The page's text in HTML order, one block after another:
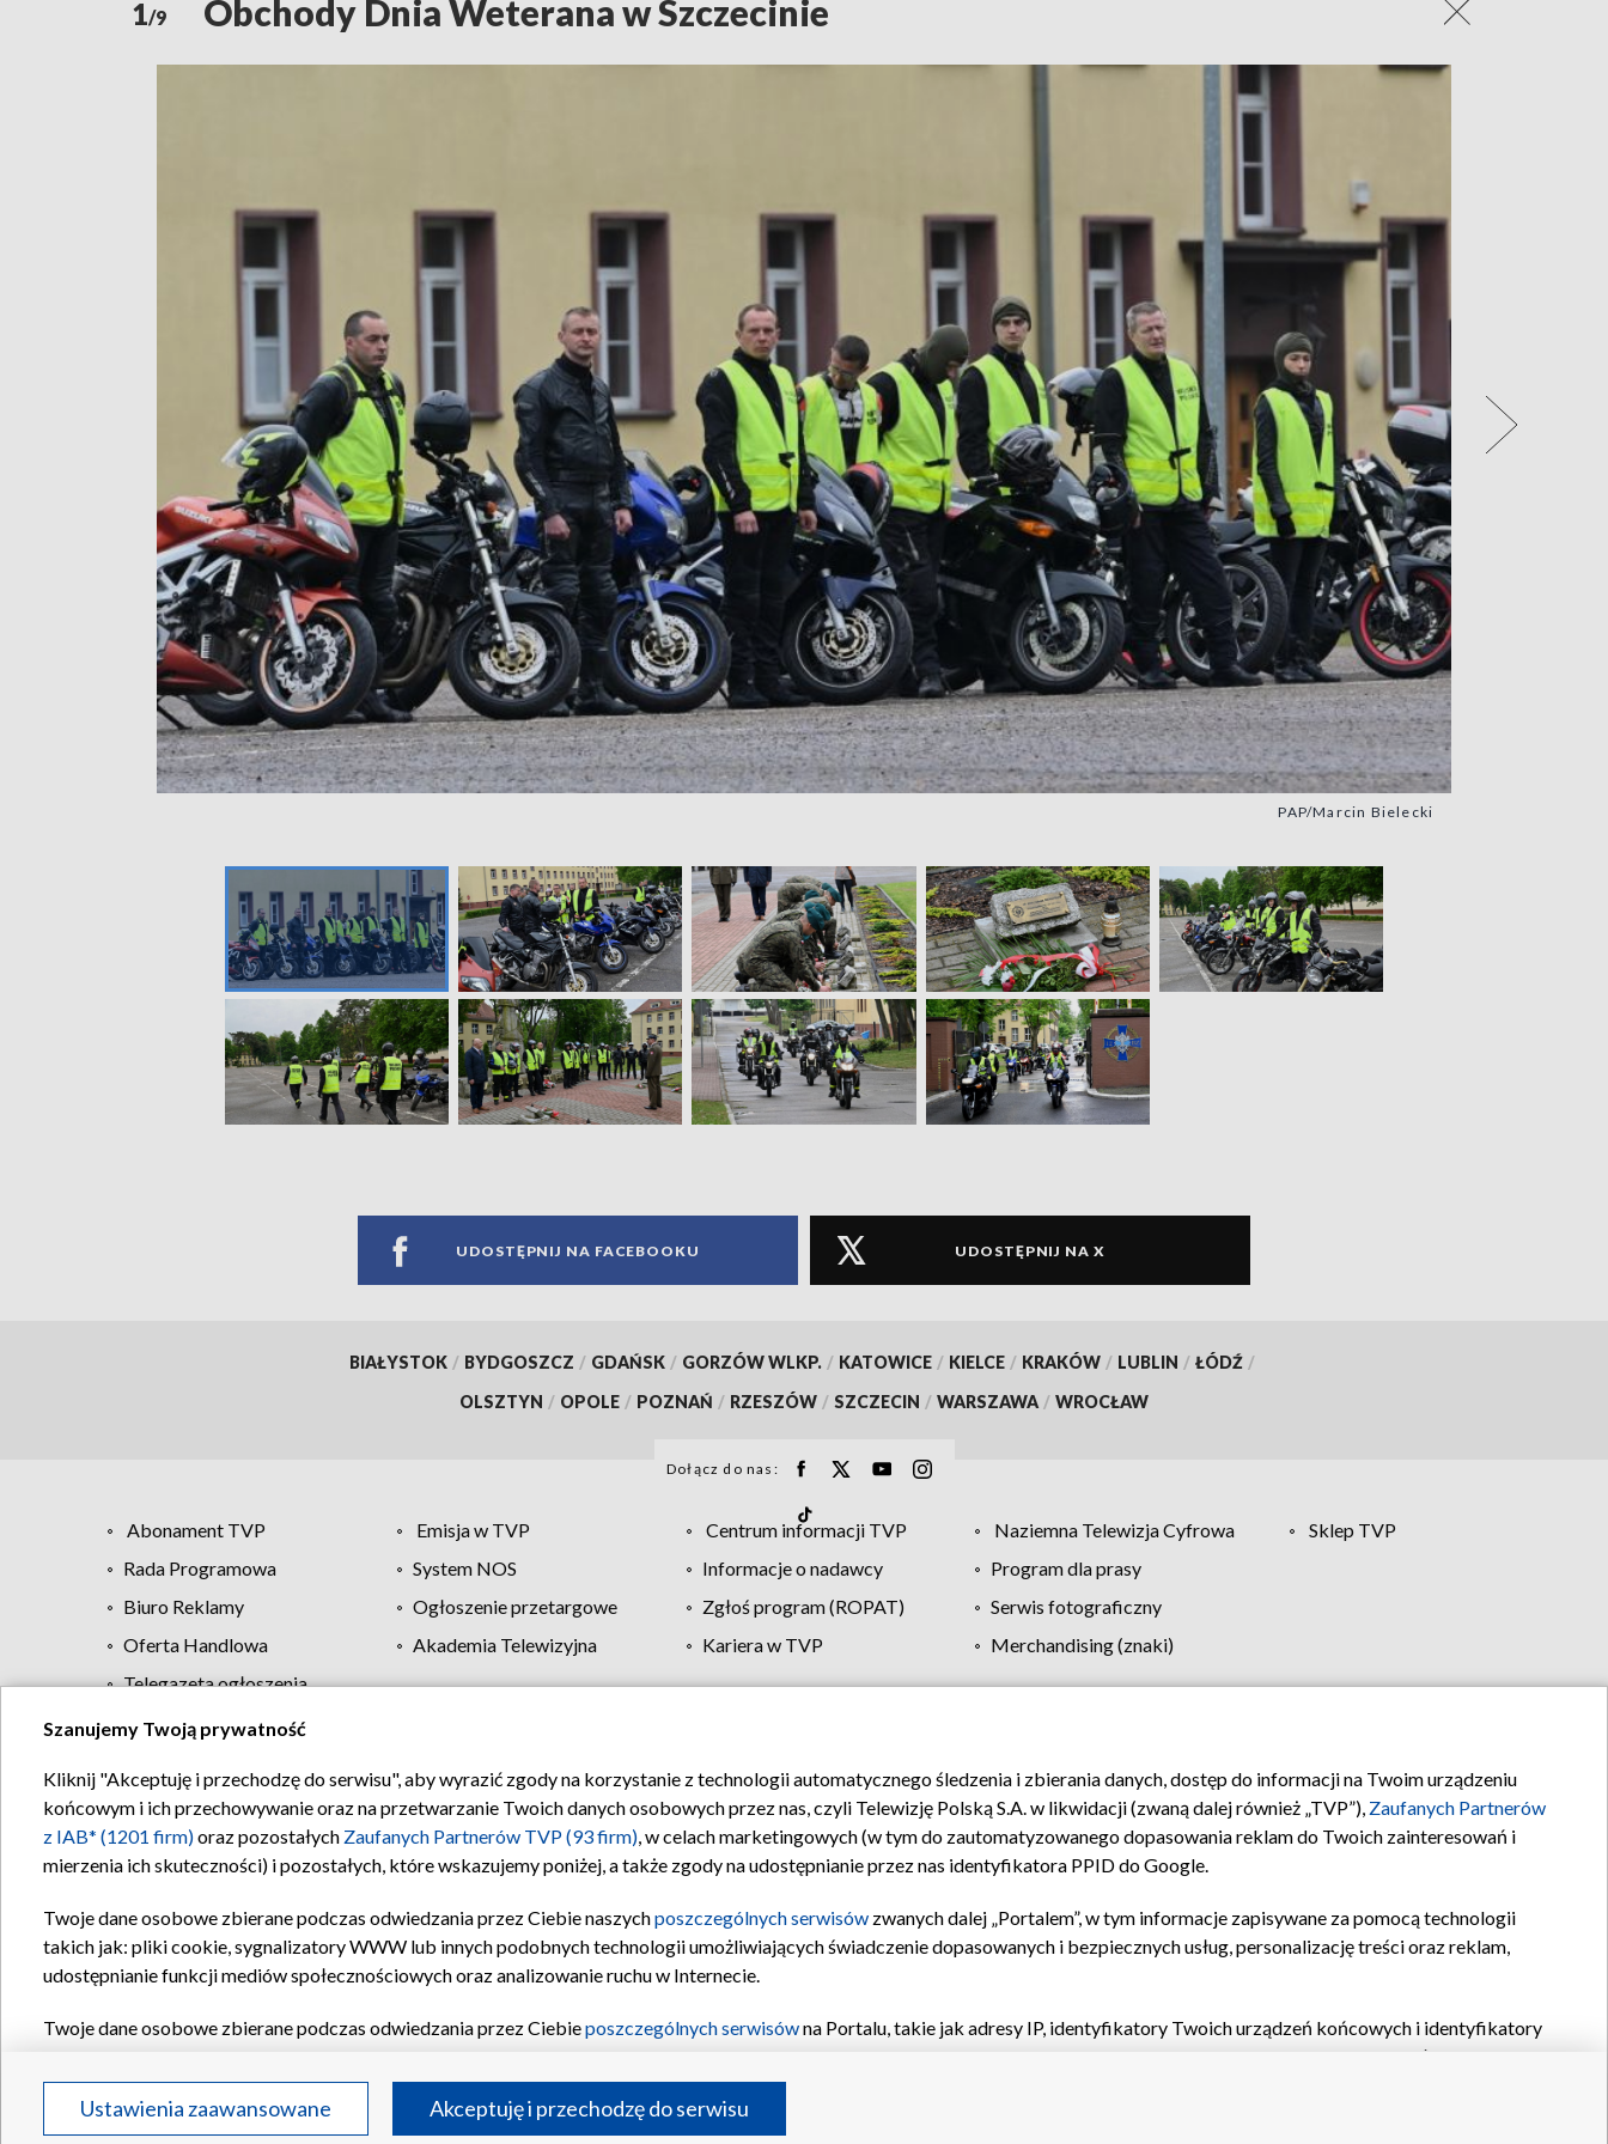
1/9 Obchody Dnia Weterana w Szczecinie
PAP/Marcin Bielecki
UDOSTĘPNIJ NA FACEBOOKU UDOSTĘPNIJ NA X
BIAŁYSTOK / BYDGOSZCZ / GDAŃSK / GORZÓW WLKP. / KATOWICE / KIELCE / KRAKÓW / LUBLIN / ŁÓDŹ /
OLSZTYN / OPOLE / POZNAŃ / RZESZÓW / SZCZECIN / WARSZAWA / WROCŁAW
Dołącz do nas:
Abonament TVP Emisja w TVP Centrum informacji TVP Naziemna Telewizja Cyfrowa
Sklep TVP
Rada Programowa
System NOS Informacje o nadawcy
Program dla prasy
Biuro Reklamy
Ogłoszenie przetargowe Zgłoś program (ROPAT)
Serwis fotograficzny
Oferta Handlowa
Akademia Telewizyjna Kariera w TVP
Merchandising (znaki)
Telegazeta ogłoszenia
Regulamin TVP Polityka prywatności Moje zgody Pomoc Biuro reklamy Kontakt
Szanujemy Twoją prywatność
Kliknij "Akceptuję i przechodzę do serwisu", aby wyrazić zgody na korzystanie z technologii automatycznego śledzenia i zbierania danych, dostęp do informacji na Twoim urządzeniu
końcowym i ich przechowywanie oraz na przetwarzanie Twoich danych osobowych przez nas, czyli Telewizję Polską S.A. w likwidacji (zwaną dalej również „TVP”), Zaufanych Partnerów
z IAB* (1201 firm)oraz pozostałych Zaufanych Partnerów TVP (93 firm), w celach marketingowych (w tym do zautomatyzowanego dopasowania reklam do Twoich zainteresowań i
mierzenia ich skuteczności) i pozostałych, które wskazujemy poniżej, a także zgody na udostępnianie przez nas identyfikatora PPID do Google.
Twoje dane osobowe zbierane podczas odwiedzania przez Ciebie naszychposzczególnych serwisów zwanych dalej „Portalem”, w tym informacje zapisywane za pomocą technologii
takich jak: pliki cookie, sygnalizatory WWW lub innych podobnych technologii umożliwiających świadczenie dopasowanych i bezpiecznych usług, personalizację treści oraz reklam,
udostępnianie funkcji mediów społecznościowych oraz analizowanie ruchu w Internecie.
Twoje dane osobowe zbierane podczas odwiedzania przez Ciebieposzczególnych serwisówna Portalu, takie jak adresy IP, identyfikatory Twoich urządzeń końcowych i identyfikatory
oraz pozostałych
Partnerów TVPdla realizacji następujących celów i funkcji: przechowywania informacji na urządzeniu lub dostęp do nich, wyboru podstawowych reklam, wyboru spersonalizowanych
reklam, tworzenia profilu spersonalizowanych reklam, tworzenia profilu spersonalizowanych treści, wyboru spersonalizowanych treści, pomiaru wydajności reklam, pomiaru wydajności
Ustawienia zaawansowane Akceptuję i przechodzę do serwisu